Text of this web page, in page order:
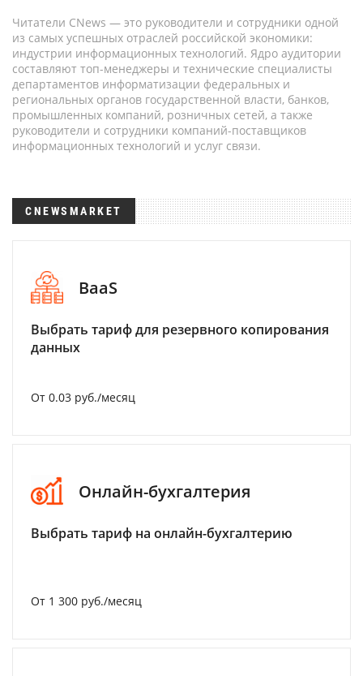
Читатели CNews — это руководители и сотрудники одной
из самых успешных отраслей российской экономики:
индустрии информационных технологий. Ядро аудитории
составляют топ-менеджеры и технические специалисты
департаментов информатизации федеральных и
региональных органов государственной власти, банков,
промышленных компаний, розничных сетей, а также
руководители и сотрудники компаний-поставщиков
информационных технологий и услуг связи.
CNEWSMARKET
BaaS
Выбрать тариф для резервного копирования
данных
От 0.03 руб./месяц
Онлайн-бухгалтерия
Выбрать тариф на онлайн-бухгалтерию
От 1 300 руб./месяц